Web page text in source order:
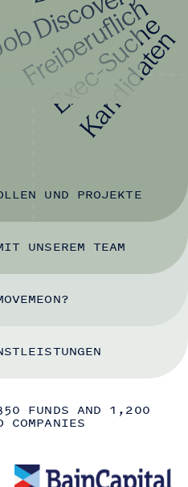
Discovery
Freiberuflich
Exec-Suche
Kandidaten
UND PROJEKTE
UNSEREM TEAM
FUNDS AND 1,200
COMPANIES